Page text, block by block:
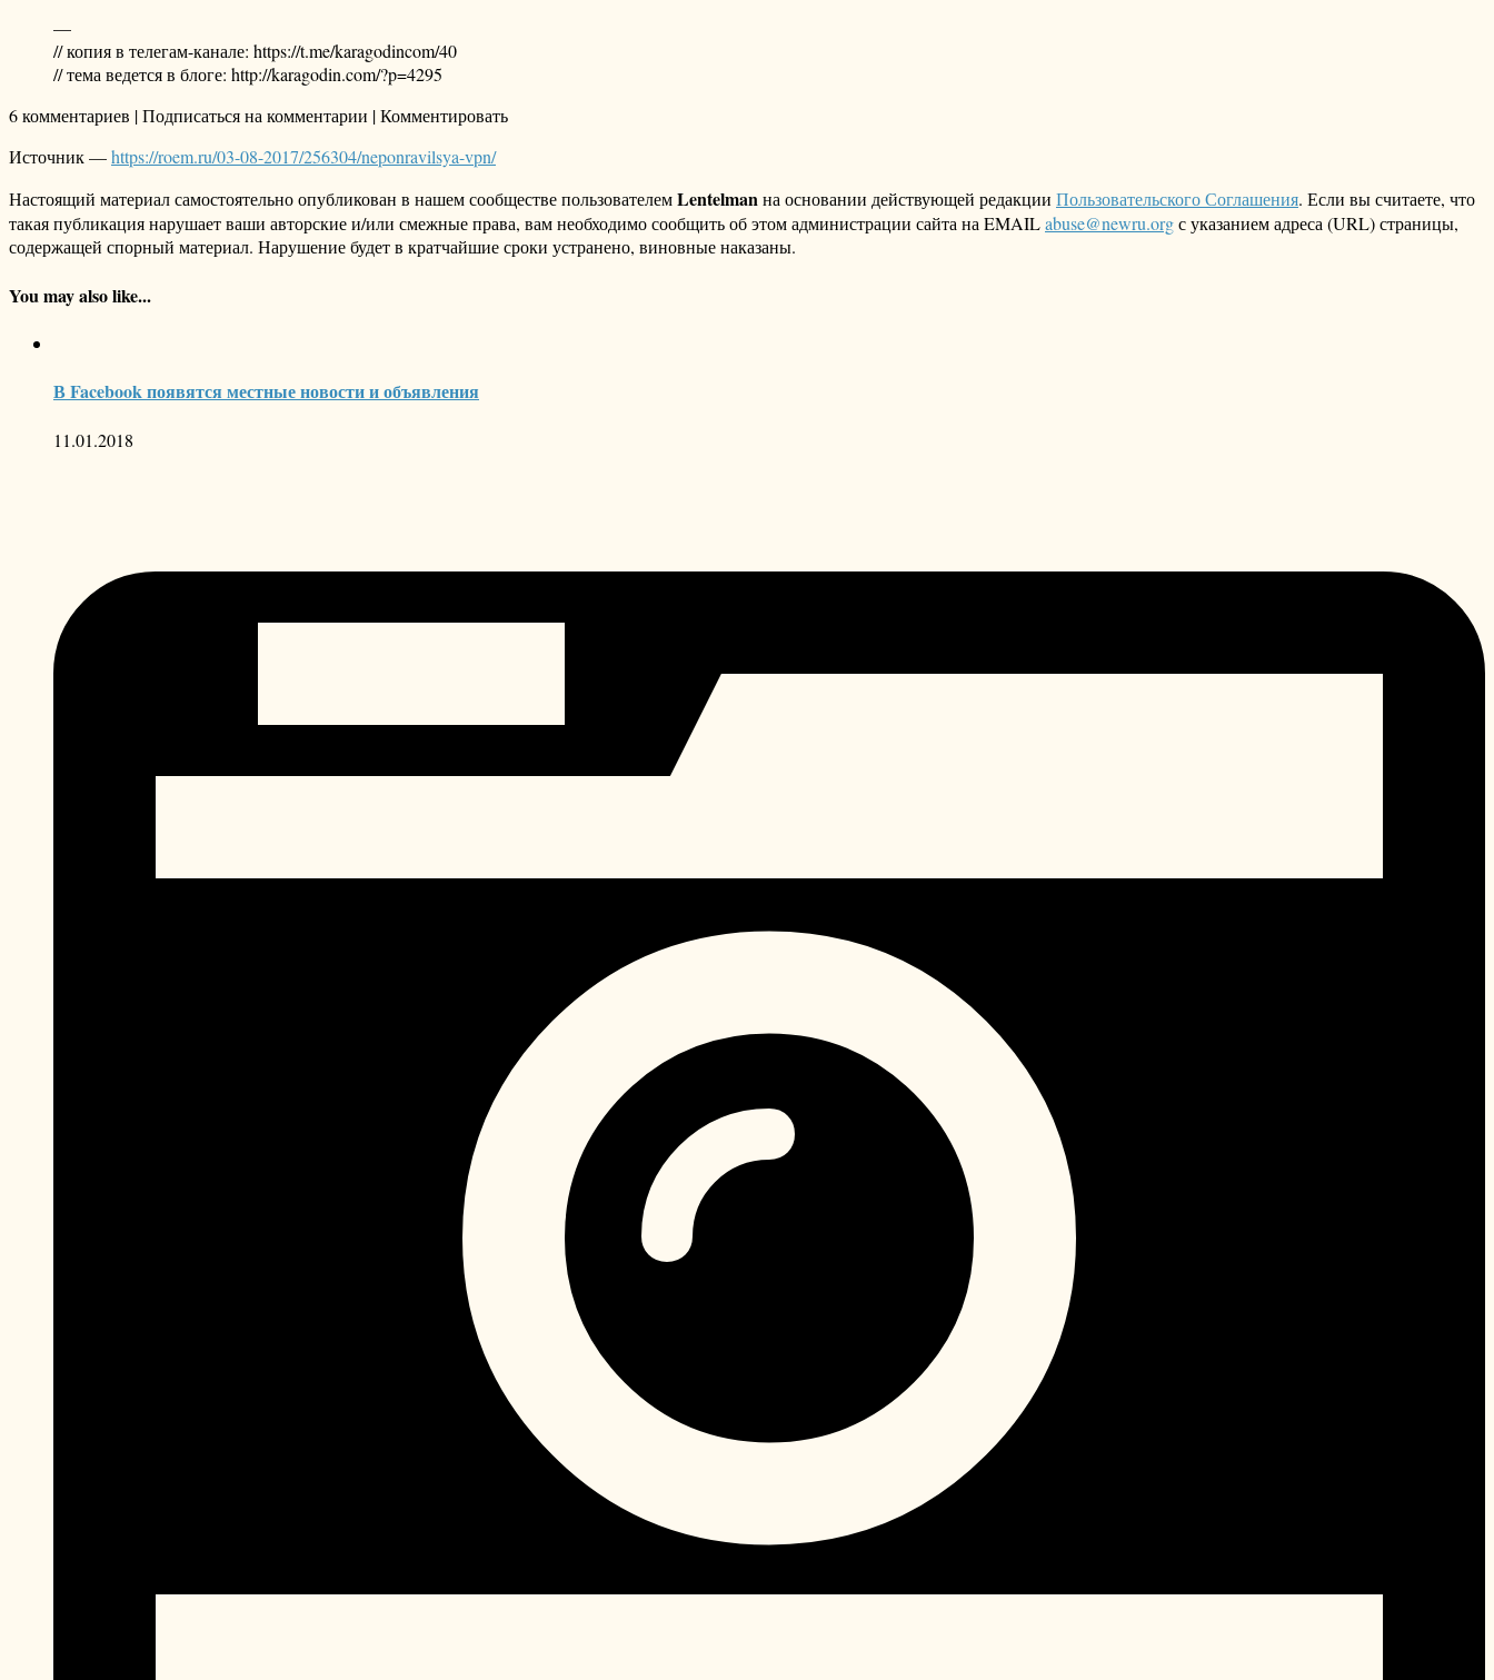
—
// копия в телегам-канале: https://t.me/karagodincom/40
// тема ведется в блоге: http://karagodin.com/?p=4295
6 комментариев | Подписаться на комментарии | Комментировать
Источник —https://roem.ru/03-08-2017/256304/neponravilsya-vpn/
Настоящий материал самостоятельно опубликован в нашем сообществе пользователемLentelmanна основании действующей редакции Пользовательского Соглашения. Если вы считаете, что
такая публикация нарушает ваши авторские и/или смежные права, вам необходимо сообщить об этом администрации сайта на EMAILabuse@newru.orgс указанием адреса (URL) страницы,
содержащей спорный материал. Нарушение будет в кратчайшие сроки устранено, виновные наказаны.
You may also like...
В Facebook появятся местные новости и объявления
11.01.2018